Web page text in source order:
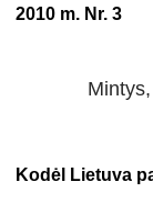
2010 m. Nr. 3
Kodėl Lietuva